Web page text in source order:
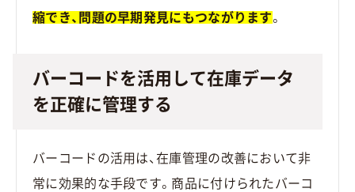
縮でき、問題の早期発見にもつながります。
バーコードを活用して在庫データ
を正確に管理する
バーコードの活用は、在庫管理の改善において非
常に効果的な手段です。商品に付けられたバーコ